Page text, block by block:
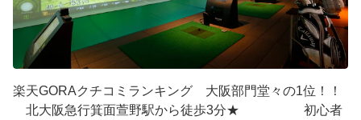
楽天GORAクチコミランキング 大阪部門堂々の1位！！
北大阪急行箕面萱野駅から徒歩3分★ 初心者